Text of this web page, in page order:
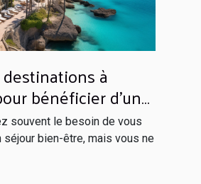
à
bénéficier d’un
souvent le besoin de vous
séjour bien-être, mais vous ne